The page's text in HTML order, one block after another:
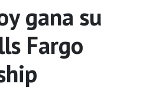
gana su
Fargo